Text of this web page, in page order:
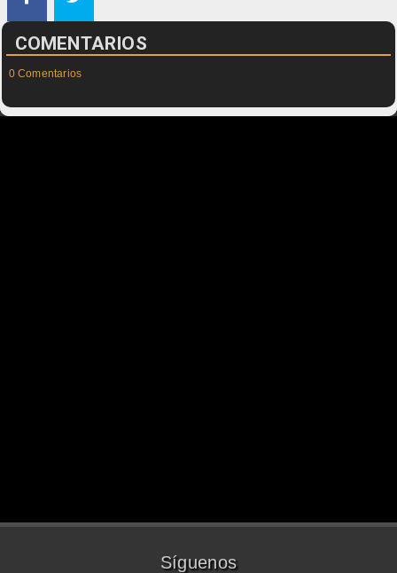
COMENTARIOS
0 Comentarios
Síguenos